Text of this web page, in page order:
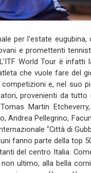
per l'estate
e promettenti
World Tour è
che vuole fare del
e, nel suo
provenienti da
Martin
Andrea Pellegrino,
"Città di
fanno parte della top
del centro Italia.
ultimo, alla bella